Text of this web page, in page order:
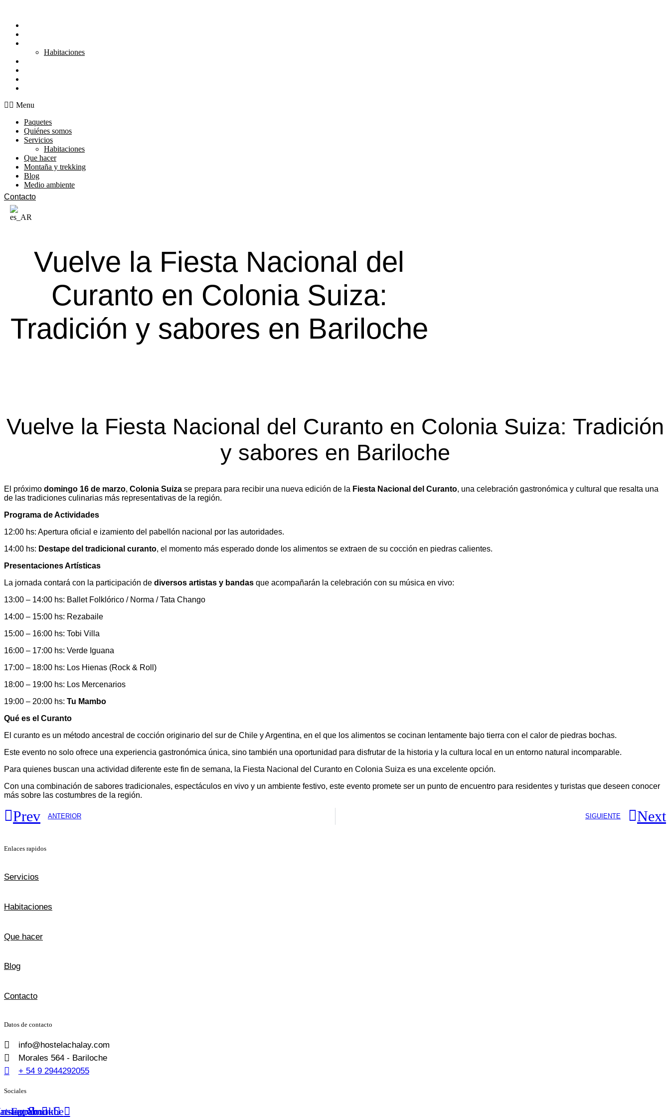
contenido
Habitaciones
Menu
Paquetes
Quiénes somos
Servicios
Habitaciones
Que hacer
Montaña y trekking
Blog
Medio ambiente
Contacto
Vuelve la Fiesta Nacional del
Curanto en Colonia Suiza:
Tradición y sabores en Bariloche
Vuelve la Fiesta Nacional del Curanto en Colonia Suiza: Tradición
y sabores en Bariloche
El próximo domingo 16 de marzo, Colonia Suiza se prepara para recibir una nueva edición de la Fiesta Nacional del Curanto, una celebración gastronómica y cultural que resalta una
de las tradiciones culinarias más representativas de la región.
Programa de Actividades
12:00 hs: Apertura oficial e izamiento del pabellón nacional por las autoridades.
14:00 hs: Destape del tradicional curanto, el momento más esperado donde los alimentos se extraen de su cocción en piedras calientes.
Presentaciones Artísticas
La jornada contará con la participación de diversos artistas y bandas que acompañarán la celebración con su música en vivo:
13:00 – 14:00 hs: Ballet Folklórico / Norma / Tata Chango
14:00 – 15:00 hs: Rezabaile
15:00 – 16:00 hs: Tobi Villa
16:00 – 17:00 hs: Verde Iguana
17:00 – 18:00 hs: Los Hienas (Rock & Roll)
18:00 – 19:00 hs: Los Mercenarios
19:00 – 20:00 hs: Tu Mambo
Qué es el Curanto
El curanto es un método ancestral de cocción originario del sur de Chile y Argentina, en el que los alimentos se cocinan lentamente bajo tierra con el calor de piedras bochas.
Este evento no solo ofrece una experiencia gastronómica única, sino también una oportunidad para disfrutar de la historia y la cultura local en un entorno natural incomparable.
Para quienes buscan una actividad diferente este fin de semana, la Fiesta Nacional del Curanto en Colonia Suiza es una excelente opción.
Con una combinación de sabores tradicionales, espectáculos en vivo y un ambiente festivo, este evento promete ser un punto de encuentro para residentes y turistas que deseen conocer
más sobre las costumbres de la región.
Prev ANTERIOR SIGUIENTE Next
Enlaces rapidos
Servicios
Habitaciones
Que hacer
Blog
Contacto
Datos de contacto
info@hostelachalay.com
Morales 564 - Bariloche
+ 54 9 2944292055
Sociales
Facebook
Youtube